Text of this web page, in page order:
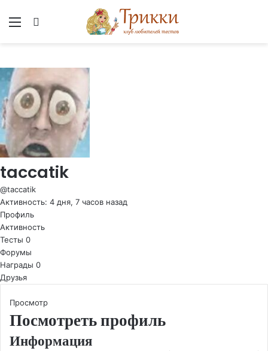
Меню
taccatik
@taccatik
Активность: 4 дня, 7 часов назад
Профиль
Активность
Тесты 0
Форумы
Награды 0
Друзья
Просмотр
Посмотреть профиль
Информация